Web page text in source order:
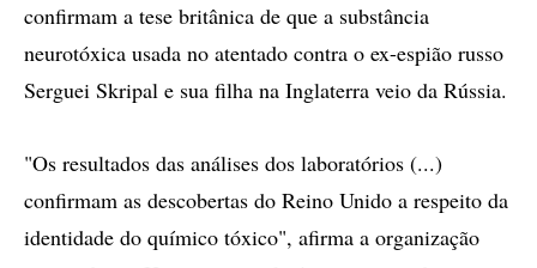
confirmam a tese britânica de que a substância
neurotóxica usada no atentado contra o ex-espião russo
Serguei Skripal e sua filha na Inglaterra veio da Rússia.
"Os resultados das análises dos laboratórios (...)
confirmam as descobertas do Reino Unido a respeito da
identidade do químico tóxico", afirma a organização